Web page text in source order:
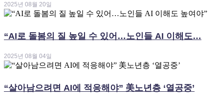
2025년 08월 20일
“AI로 돌봄의 질 높일 수 있어…노인들 AI 이해도…
2025년 08월 04일
“살아남으려면 AI에 적응해야” 美노년층 ‘열공중’